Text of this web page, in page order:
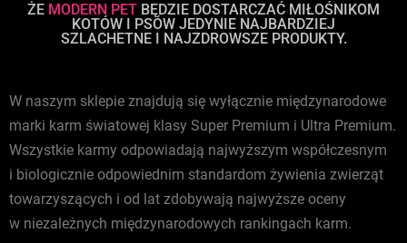
ŻE MODERN PET BĘDZIE DOSTARCZAĆ MIŁOŚNIKOM
KOTÓW I PSÓW JEDYNIE NAJBARDZIEJ
SZLACHETNE I NAJZDROWSZE PRODUKTY.
W naszym sklepie znajdują się wyłącznie międzynarodowe
marki karm światowej klasy Super Premium i Ultra Premium.
Wszystkie karmy odpowiadają najwyższym współczesnym
i biologicznie odpowiednim standardom żywienia zwierząt
towarzyszących i od lat zdobywają najwyższe oceny
w niezależnych międzynarodowych rankingach karm.